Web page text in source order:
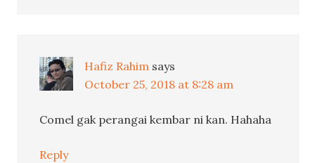
Hafiz Rahim says
October 25, 2018 at 8:28 am
Comel gak perangai kembar ni kan. Hahaha
Reply